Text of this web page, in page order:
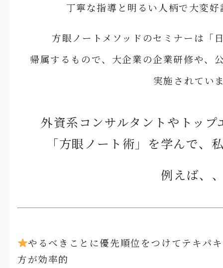
丁寧な指導と明るい人柄で大変
方眼ノートメソッドのセミナーは「
帰属するもので、 大企業の企業研修や、
実施されてい
外資系コンサルタントやトッ
「方眼ノート術」を学んで、
例えば、
やるべきことに優先順位をつけてテキパ
方が効率的